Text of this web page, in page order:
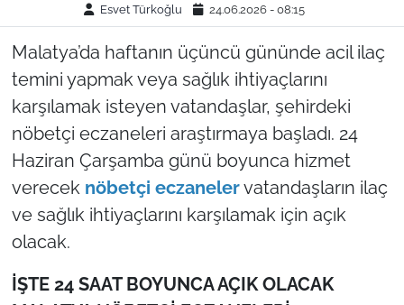
Esvet Türkoğlu 24.06.2026 - 08:15
Malatya’da haftanın üçüncü gününde acil ilaç
temini yapmak veya sağlık ihtiyaçlarını
karşılamak isteyen vatandaşlar, şehirdeki
nöbetçi eczaneleri araştırmaya başladı. 24
Haziran Çarşamba günü boyunca hizmet
verecek nöbetçi eczanelervatandaşların ilaç
ve sağlık ihtiyaçlarını karşılamak için açık
olacak.
İŞTE 24 SAAT BOYUNCA AÇIK OLACAK